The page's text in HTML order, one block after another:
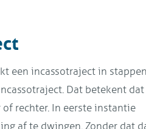
een incassotraject in
Dat betekent dat
rechter. In eerste instantie
af te dwingen. Zonder dat